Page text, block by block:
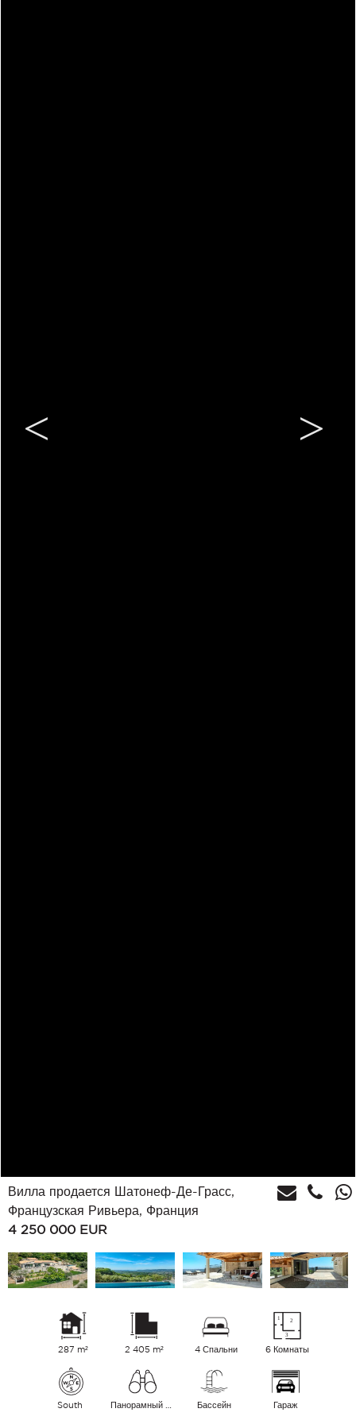
Вилла продается Шатонеф-Де-Грасс,
Французская Ривьера, Франция
4 250 000 EUR
287 m² 2 405 m² 4 Спальни 6 Комнаты
South Бассейн Гараж